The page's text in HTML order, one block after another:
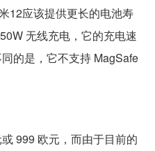
12应该提供更长的电池寿
无线充电，它的充电速
的是，它不支持 MagSafe
999 欧元，而由于目前的